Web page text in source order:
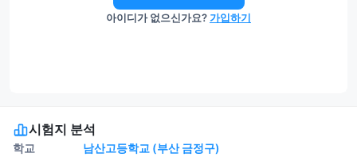
아이디가 없으신가요?가입하기
시험지 분석
학교
남산고등학교 (부산 금정구)